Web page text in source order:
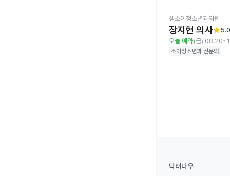
샘소아청소년과의원
장지현 의사star5.0
오늘 예약(금)
소아청소년과 전문의
닥터나우